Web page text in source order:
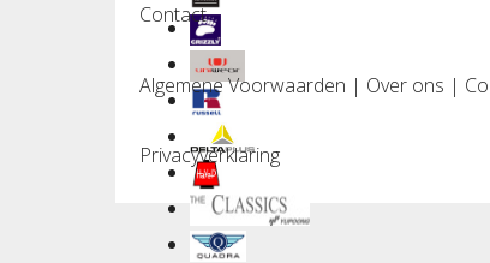
Contact
Algemene Voorwaarden | Over ons |
Privacyverklaring